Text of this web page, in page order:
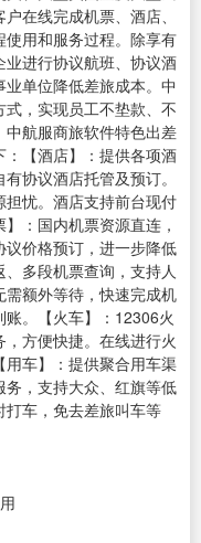
在线完成机票、酒店、
用和服务过程。除享有
进行协议航班、协议酒
单位降低差旅成本。中
，实现员工不垫款、不
航服商旅软件特色出差
【酒店】：提供各项酒
协议酒店托管及预订。
忧。酒店支持前台现付
：国内机票资源直连，
价格预订，进一步降低
多段机票查询，支持人
额外等待，快速完成机
。【火车】：12306火
方便快捷。在线进行火
车】：提供聚合用车渠
，支持大众、红旗等低
车，免去差旅叫车等